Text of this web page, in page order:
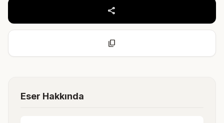
share
content_copy
Eser Hakkında